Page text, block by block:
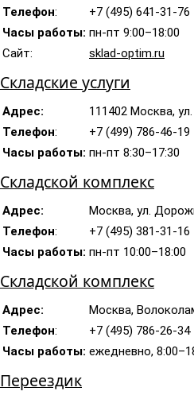
Телефон:
+7 (495) 641-31-76
Часы работы: пн-пт 9:00–18:00
Сайт:
sklad-optim.ru
Складские услуги
Адрес:
111402 Москва,
Телефон:
+7 (499) 786-46-19
Часы работы: пн-пт 8:30–17:30
Складской комплекс
Адрес:
Москва, ул.
Телефон:
+7 (495) 381-31-16
Часы работы: пн-пт 10:00–18:00
Складской комплекс
Адрес:
Москва,
Телефон:
+7 (495) 786-26-34
Часы работы: ежедневно,
Переездик